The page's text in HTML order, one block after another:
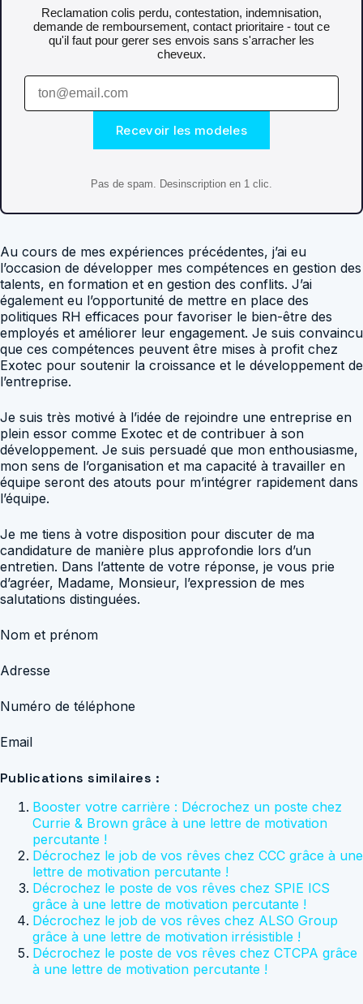
Reclamation colis perdu, contestation, indemnisation,
demande de remboursement, contact prioritaire - tout ce
qu'il faut pour gerer ses envois sans s'arracher les
cheveux.
Recevoir les modeles
Pas de spam. Desinscription en 1 clic.
Au cours de mes expériences précédentes, j’ai eu
l’occasion de développer mes compétences en gestion des
talents, en formation et en gestion des conflits. J’ai
également eu l’opportunité de mettre en place des
politiques RH efficaces pour favoriser le bien-être des
employés et améliorer leur engagement. Je suis convaincu
que ces compétences peuvent être mises à profit chez
Exotec pour soutenir la croissance et le développement de
l’entreprise.
Je suis très motivé à l’idée de rejoindre une entreprise en
plein essor comme Exotec et de contribuer à son
développement. Je suis persuadé que mon enthousiasme,
mon sens de l’organisation et ma capacité à travailler en
équipe seront des atouts pour m’intégrer rapidement dans
l’équipe.
Je me tiens à votre disposition pour discuter de ma
candidature de manière plus approfondie lors d’un
entretien. Dans l’attente de votre réponse, je vous prie
d’agréer, Madame, Monsieur, l’expression de mes
salutations distinguées.
Nom et prénom
Adresse
Numéro de téléphone
Email
Publications similaires :
Booster votre carrière : Décrochez un poste chez
Currie & Brown grâce à une lettre de motivation
percutante !
Décrochez le job de vos rêves chez CCC grâce à une
lettre de motivation percutante !
Décrochez le poste de vos rêves chez SPIE ICS
grâce à une lettre de motivation percutante !
Décrochez le job de vos rêves chez ALSO Group
grâce à une lettre de motivation irrésistible !
Décrochez le poste de vos rêves chez CTCPA grâce
à une lettre de motivation percutante !